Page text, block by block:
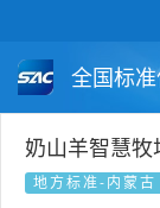
全国标
国家标准
奶山羊智慧牧
地方标准-内蒙古